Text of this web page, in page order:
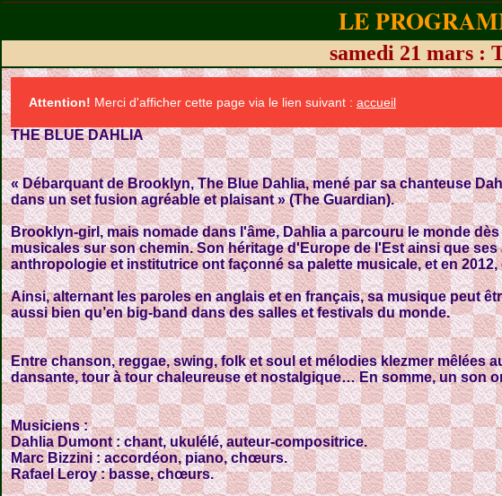
LE
samedi 21 mars
Attention! Merci d'afficher cette page via le lien suivant : accueil
THE BLUE DAHLIA
« Débarquant de Brooklyn, The Blue Dahlia, mené par sa chanteuse
dans un set fusion agréable et plaisant » (The Guardian).
Brooklyn-girl, mais nomade dans l'âme, Dahlia a parcouru le monde
musicales sur son chemin. Son héritage d'Europe de l'Est ainsi que
anthropologie et institutrice ont façonné sa palette musicale, et en
Ainsi, alternant les paroles en anglais et en français, sa musique peut
aussi bien qu’en big-band dans des salles et festivals du monde.
Entre chanson, reggae, swing, folk et soul et mélodies klezmer mêlées
dansante, tour à tour chaleureuse et nostalgique… En somme, un son
Musiciens :
Dahlia Dumont : chant, ukulélé, auteur-compositrice.
Marc Bizzini : accordéon, piano, chœurs.
Rafael Leroy : basse, chœurs.